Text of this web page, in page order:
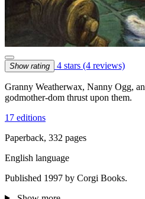
Show rating 4 stars (4 reviews)
Granny Weatherwax, Nanny Ogg,
godmother-dom thrust upon them.
17 editions
Paperback, 332 pages
English language
Published 1997 by Corgi Books.